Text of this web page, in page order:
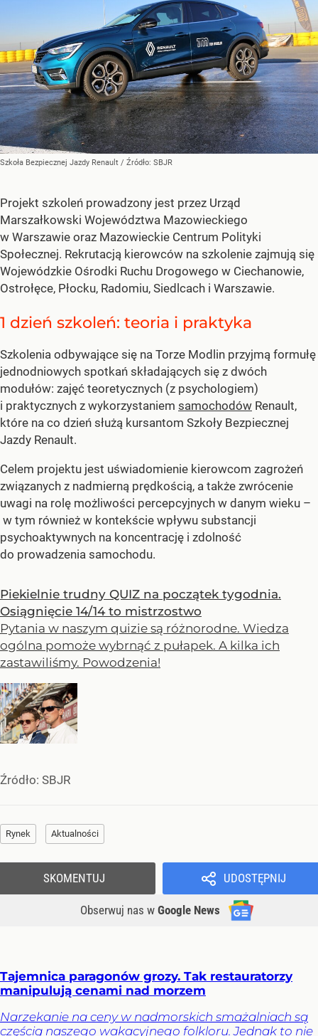
Szkoła Bezpiecznej Jazdy Renault / Źródło: SBJR
Projekt szkoleń prowadzony jest przez Urząd
Marszałkowski Województwa Mazowieckiego
w Warszawie oraz Mazowieckie Centrum Polityki
Społecznej. Rekrutacją kierowców na szkolenie zajmują się
Wojewódzkie Ośrodki Ruchu Drogowego w Ciechanowie,
Ostrołęce, Płocku, Radomiu, Siedlcach i Warszawie.
1 dzień szkoleń: teoria i praktyka
Szkolenia odbywające się na Torze Modlin przyjmą formułę
jednodniowych spotkań składających się z dwóch
modułów: zajęć teoretycznych (z psychologiem)
i praktycznych z wykorzystaniem samochodów Renault,
które na co dzień służą kursantom Szkoły Bezpiecznej
Jazdy Renault.
Celem projektu jest uświadomienie kierowcom zagrożeń
związanych z nadmierną prędkością, a także zwrócenie
uwagi na rolę możliwości percepcyjnych w danym wieku –
w tym również w kontekście wpływu substancji
psychoaktywnych na koncentrację i zdolność
do prowadzenia samochodu.
Piekielnie trudny QUIZ na początek tygodnia.
Osiągnięcie 14/14 to mistrzostwo
Pytania w naszym quizie są różnorodne. Wiedza
ogólna pomoże wybrnąć z pułapek. A kilka ich
zastawiliśmy. Powodzenia!
Źródło: SBJR
Rynek Aktualności
UDOSTĘPNIJ
Obserwuj nas w Google News
SKOMENTUJ
Tajemnica paragonów grozy. Tak restauratorzy
manipulują cenami nad morzem
Narzekanie na ceny w nadmorskich smażalniach są
częścią naszego wakacyjnego folkloru. Jednak to nie